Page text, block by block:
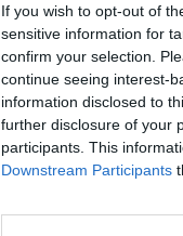
If you wish to opt-out of
sensitive information for
confirm your selection.
continue seeing interest-
information disclosed to
further disclosure of your
participants. This
Downstream Participants